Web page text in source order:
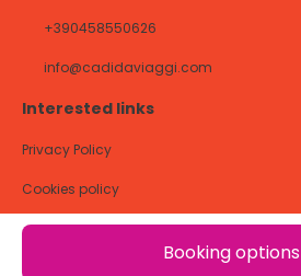
Booking options
+390458550626
info@cadidaviaggi.com
Interested links
Privacy Policy
Cookies policy
@ Copyright 2026